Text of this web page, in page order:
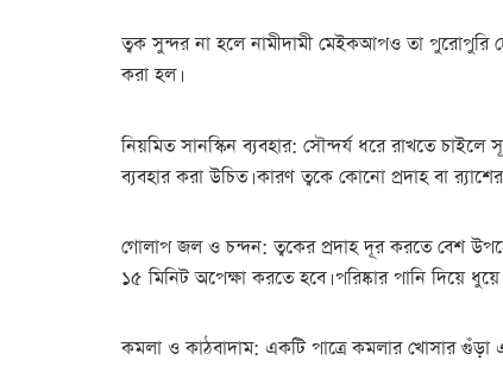
ত্বক সুন্দর না হলে নামীদামী মেইকআপও তা পুরোপুরি
করা হল।
নিয়মিত সানস্কিন ব্যবহার: সৌন্দর্য ধরে রাখতে
ব্যবহার করা উচিত। কারণ ত্বকে কোনো প্রদাহ বা
গোলাপ জল ও চন্দন: ত্বকের প্রদাহ দূর করতে বেশ
১৫ মিনিট অপেক্ষা করতে হবে। পরিষ্কার পানি দিয়ে
কমলা ও কাঠবাদাম: একটি পাত্রে কমলার খোসার গুঁড়া